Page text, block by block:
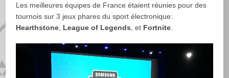
Les meilleures équipes de France étaient réunies pour des
tournois sur 3 jeux phares du sport électronique:
Hearthstone League of Legends , et Fortnite